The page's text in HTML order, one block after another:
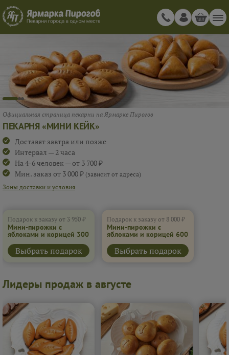
ПЕКАРНЯ «МИНИ КЕЙК»
Официальная страница пекарни на Ярмарке Пирогов
Доставят завтра или позже
Интервал — 2 часа
На 4-6 человек — от 3 700 ₽
Мин. заказ от 3 000 ₽ (зависит от адреса)
Зоны доставки и условия
Подарок к заказу от 3 950 ₽
Мини-пирожки с
яблоками и корицей 300
Выбрать подарок
Подарок к заказу от 8 000 ₽
Мини-пирожки с
яблоками и корицей 600
Выбрать подарок
Лидеры продаж в августе